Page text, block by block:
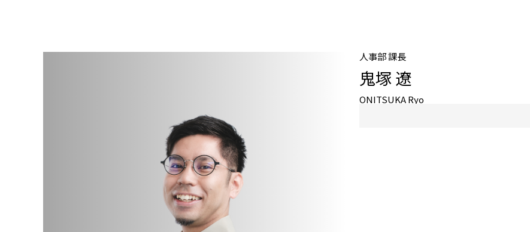
企業理念
YouTube
お問い合わせ
人事部 課長
鬼塚 遼
ONITSUKA Ryo